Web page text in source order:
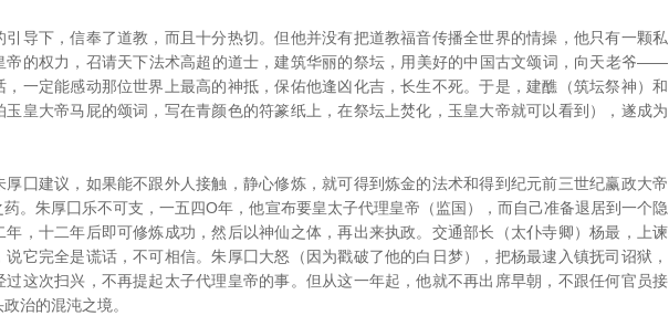
下，信奉了道教，而且十分热切。但他并没有把道教福音传播全世界的情操，他只有一颗私
帝的权力，召请天下法术高超的道士，建筑华丽的祭坛，用美好的中国古文颂词，向天老爷——
，一定能感动那位世界上最高的神抵，保佑他逢凶化吉，长生不死。于是，建醮（筑坛祭神）和
玉皇大帝马屁的颂词，写在青颜色的符篆纸上，在祭坛上焚化，玉皇大帝就可以看到），遂成为
建议，如果能不跟外人接触，静心修炼，就可得到炼金的法术和得到纪元前三世纪赢政大帝
。朱厚囗乐不可支，一五四O年，他宣布要皇太子代理皇帝（监国），而自己准备退居到一个隐
年，十二年后即可修炼成功，然后以神仙之体，再出来执政。交通部长（太仆寺卿）杨最，上谏
它完全是谎话，不可相信。朱厚囗大怒（因为戳破了他的白日梦），把杨最逮入镇抚司诏狱，
过这次扫兴，不再提起太子代理皇帝的事。但从这一年起，他就不再出席早朝，不跟任何官员接
治的混沌之境。